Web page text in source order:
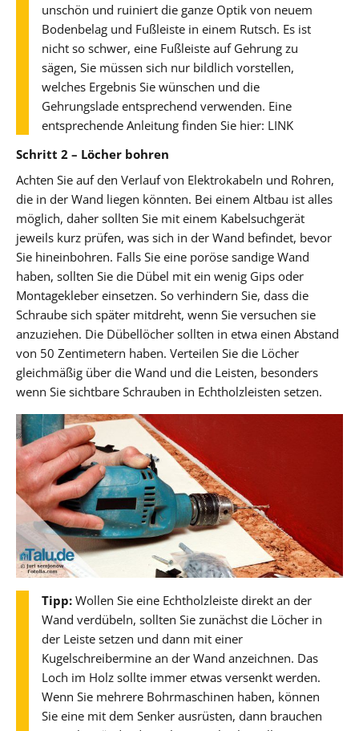
unschön und ruiniert die ganze Optik von neuem
Bodenbelag und Fußleiste in einem Rutsch. Es ist
nicht so schwer, eine Fußleiste auf Gehrung zu
sägen, Sie müssen sich nur bildlich vorstellen,
welches Ergebnis Sie wünschen und die
Gehrungslade entsprechend verwenden. Eine
entsprechende Anleitung finden Sie hier: LINK
Schritt 2 – Löcher bohren
Achten Sie auf den Verlauf von Elektrokabeln und Rohren,
die in der Wand liegen könnten. Bei einem Altbau ist alles
möglich, daher sollten Sie mit einem Kabelsuchgerät
jeweils kurz prüfen, was sich in der Wand befindet, bevor
Sie hineinbohren. Falls Sie eine poröse sandige Wand
haben, sollten Sie die Dübel mit ein wenig Gips oder
Montagekleber einsetzen. So verhindern Sie, dass die
Schraube sich später mitdreht, wenn Sie versuchen sie
anzuziehen. Die Dübellöcher sollten in etwa einen Abstand
von 50 Zentimetern haben. Verteilen Sie die Löcher
gleichmäßig über die Wand und die Leisten, besonders
wenn Sie sichtbare Schrauben in Echtholzleisten setzen.
Tipp: Wollen Sie eine Echtholzleiste direkt an der
Wand verdübeln, sollten Sie zunächst die Löcher in
der Leiste setzen und dann mit einer
Kugelschreibermine an der Wand anzeichnen. Das
Loch im Holz sollte immer etwas versenkt werden.
Wenn Sie mehrere Bohrmaschinen haben, können
Sie eine mit dem Senker ausrüsten, dann brauchen